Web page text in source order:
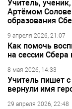
Учитель,
Артёмом
образования
9 апреля 2026, 21:07
Как помочь
на сессии
8 мая 2026, 14:33
Учитель пишет
вернули имя
29 апреля 2026, 22:48